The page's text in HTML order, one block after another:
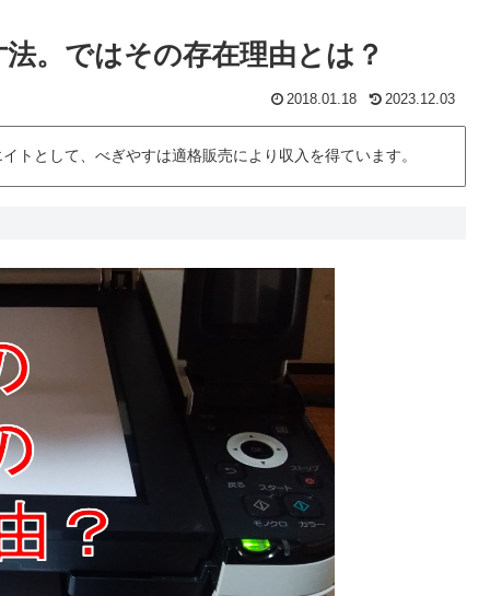
。ではその存在理由とは？
2018.01.18 2023.12.03
トとして、べぎやすは適格販売により収入を得ています。